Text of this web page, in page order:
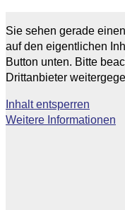
Sie sehen gerade
auf den eigentlichen
Button unten. Bitte
Drittanbieter
Inhalt entsperren
Weitere Informationen